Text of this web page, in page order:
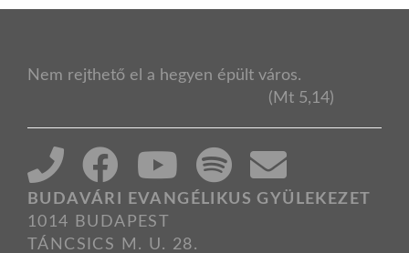
Nem rejthető el a hegyen épült város.
(Mt 5,14)
BUDAVÁRI EVANGÉLIKUS GYÜLEKEZET
1014 BUDAPEST
TÁNCSICS M. U. 28.